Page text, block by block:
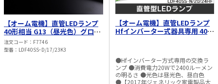
【オーム電機】直管LEDランプ
40形相当 G13（昼光色）グロー
スタータ器具専用 片側給電仕様
30本入 LDF40SS･D/17/23K3
注文コード
F7746
型番
LDF40SS･D/17/23K3
【オーム電機】直管LEDランプ
Hfインバーター式器具専用 40形
LDF40SS･N/20/24HF
●Hfインバーター方式専用の交換ラ
ンプ ●消費電力20Wで2400ルーメン
の明るさ ●光色は昼光色、昼白色
●【2017年ジェネリック家電製品大